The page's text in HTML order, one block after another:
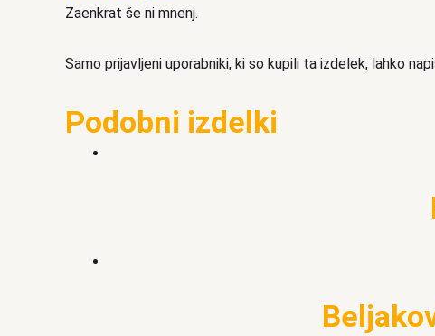
Zaenkrat še ni mnenj.
Samo prijavljeni uporabniki, ki so kupili ta izdelek, lahko
Podobni izdelki